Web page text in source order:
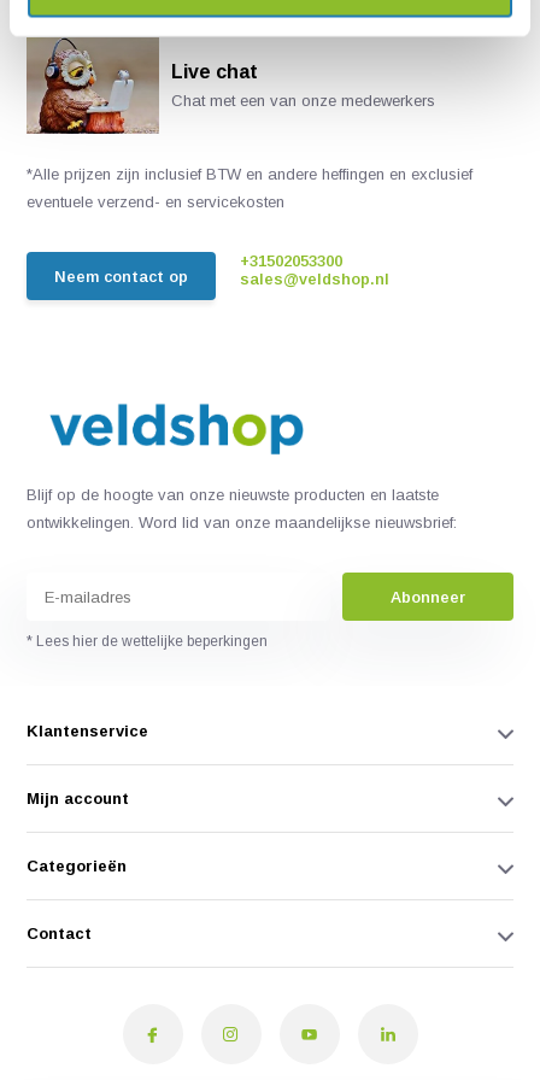
Live chat
Chat met een van onze medewerkers
*Alle prijzen zijn inclusief BTW en andere heffingen en exclusief
eventuele verzend- en servicekosten
Neem contact op
+31502053300
sales@veldshop.nl
Blijf op de hoogte van onze nieuwste producten en laatste
ontwikkelingen. Word lid van onze maandelijkse nieuwsbrief:
Abonneer
* Lees hier de wettelijke beperkingen
Klantenservice
Mijn account
Categorieën
Contact